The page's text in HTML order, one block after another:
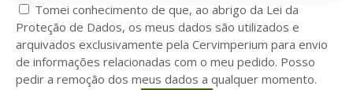
Tomei conhecimento de que, ao abrigo da Lei da
Proteção de Dados, os meus dados são utilizados e
arquivados exclusivamente pela Cervimperium para envio
de informações relacionadas com o meu pedido. Posso
pedir a remoção dos meus dados a qualquer momento.